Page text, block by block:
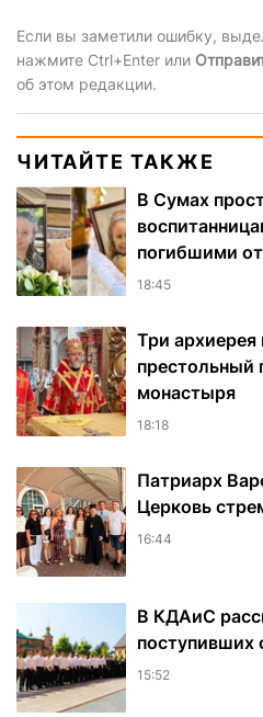
Если вы заметили ошибку,
нажмите Ctrl+Enter или
об этом редакции.
ЧИТАЙТЕ ТАКЖЕ
В Сумах
погибшими
18:45
Три архиерея
престольный
монастыря
18:18
Патриарх
Церковь
16:44
В КДАиС
поступивших
15:52